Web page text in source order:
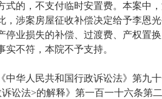
式的，不支付临时安置费。本案中
，涉案房屋征收补偿决定给予李恩
停业损失的补偿、过渡费、产权置
不符，本院不予支持。
人民共和国行政诉讼法》第九十
讼法>的解释》第一百一十六条第